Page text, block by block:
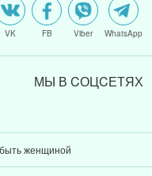
VK FB Viber WhatsApp
МЫ В CОЦCЕТЯХ
женщиной